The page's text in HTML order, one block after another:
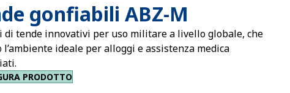
gonfiabili ABZ-M
di tende innovativi per uso militare a livello globale, che
l’ambiente ideale per alloggi e assistenza medica
PRODOTTO